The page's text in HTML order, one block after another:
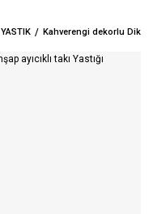
YASTIK Kahverengi dekorlu